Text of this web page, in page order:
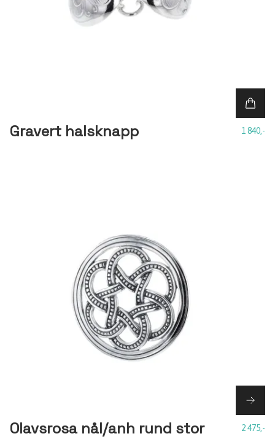
Gravert halsknapp 1 840,-
Olavsrosa nål/anh rund stor 2 475,-